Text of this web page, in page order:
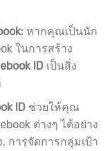
หากคุณเป็นนัก
ในการสร้าง
IDเป็นสิ่ง
IDช่วยให้คุณ
ต่างๆ ได้อย่าง
การจัดการกลุ่มเป้า